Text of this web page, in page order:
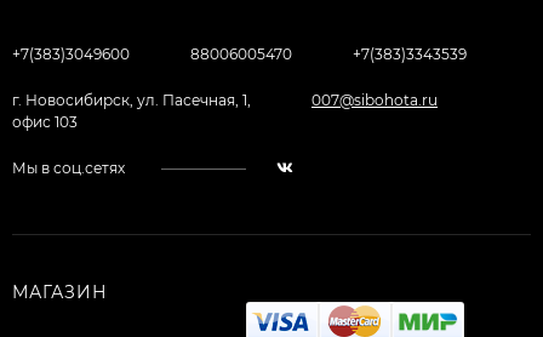
+7(383)3049600 88006005470 +7(383)3343539
г. Новосибирск, ул. Пасечная, 1,
офис 103
007@sibohota.ru
Мы в соц.сетях
МАГАЗИН